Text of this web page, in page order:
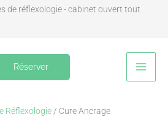
de réflexologie - cabinet ouvert tout
Réserver
Réflexologie/ Cure Ancrage